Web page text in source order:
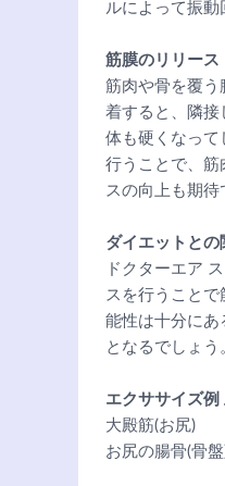
ルによって振動
筋膜のリリース
筋肉や骨を覆う
着すると、隣接
体も硬くなって
行うことで、筋
スの向上も期待
ダイエットとの
ドクターエア
スを行うことで
能性は十分にあ
となるでしょう
エクササイズ例
大殿筋(お尻)
お尻の腸骨(骨